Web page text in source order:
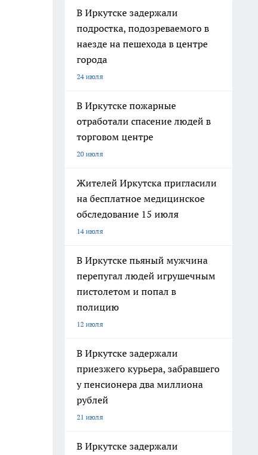
В Иркутске задержали
подростка, подозреваемого в
наезде на пешехода в центре
города
24 июля
В Иркутске пожарные
отработали спасение людей в
торговом центре
20 июля
Жителей Иркутска пригласили
на бесплатное медицинское
обследование 15 июля
14 июля
В Иркутске пьяный мужчина
перепугал людей игрушечным
пистолетом и попал в
полицию
12 июля
В Иркутске задержали
приезжего курьера, забравшего
у пенсионера два миллиона
рублей
21 июля
В Иркутске задержали